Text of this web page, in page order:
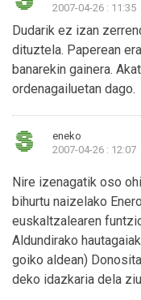
2007-04-26 : 11:35
Dudarik ez izan
dituztela. Paperean
banarekin gainera.
ordenagailuetan dago.
eneko
2007-04-26 : 12:07
Nire izenagatik oso
bihurtu naizelako
euskaltzalearen
Aldundirako
goiko aldean)
deko idazkaria dela